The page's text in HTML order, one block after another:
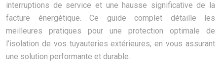
interruptions de service et une hausse significative de la
facture énergétique. Ce guide complet détaille les
meilleures pratiques pour une protection optimale de
l’isolation de vos tuyauteries extérieures, en vous assurant
une solution performante et durable.